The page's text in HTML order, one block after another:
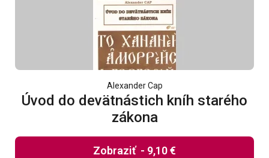
Alexander Cap
Úvod do devätnástich kníh starého
zákona
Zobraziť - 9,10 €